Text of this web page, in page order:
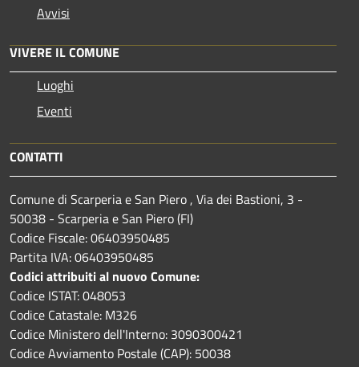
Avvisi
VIVERE IL COMUNE
Luoghi
Eventi
CONTATTI
Comune di Scarperia e San Piero , Via dei Bastioni, 3 -
50038 - Scarperia e San Piero (FI)
Codice Fiscale: 06403950485
Partita IVA: 06403950485
Codici attribuiti al nuovo Comune:
Codice ISTAT: 048053
Codice Catastale: M326
Codice Ministero dell'Interno: 3090300421
Codice Avviamento Postale (CAP): 50038